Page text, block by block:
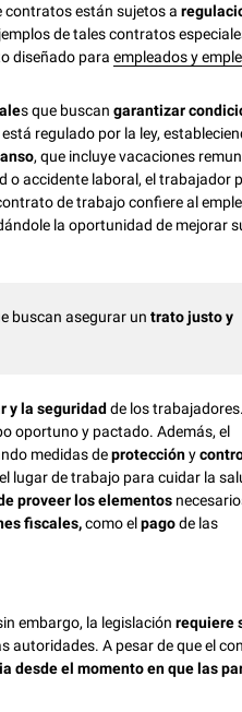
contratos están sujetos a
de tales contratos
diseñado paraempleados y
s que buscangarantizar
regulado por la ley,
, que incluye vacaciones
accidente laboral, el trabajador
de trabajo confiere al
la oportunidad de mejorar
buscan asegurar untrato justo y
y la seguridadde los
oportuno y pactado. Además, el
medidas deproteccióny
lugar de trabajo para cuidar la
proveer los elementos
fiscales,como elpagode las
embargo, la legislaciónrequiere
autoridades. A pesar de que el
desde el momento en que las